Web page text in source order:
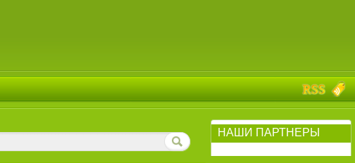
НАШИ ПАРТНЕРЫ